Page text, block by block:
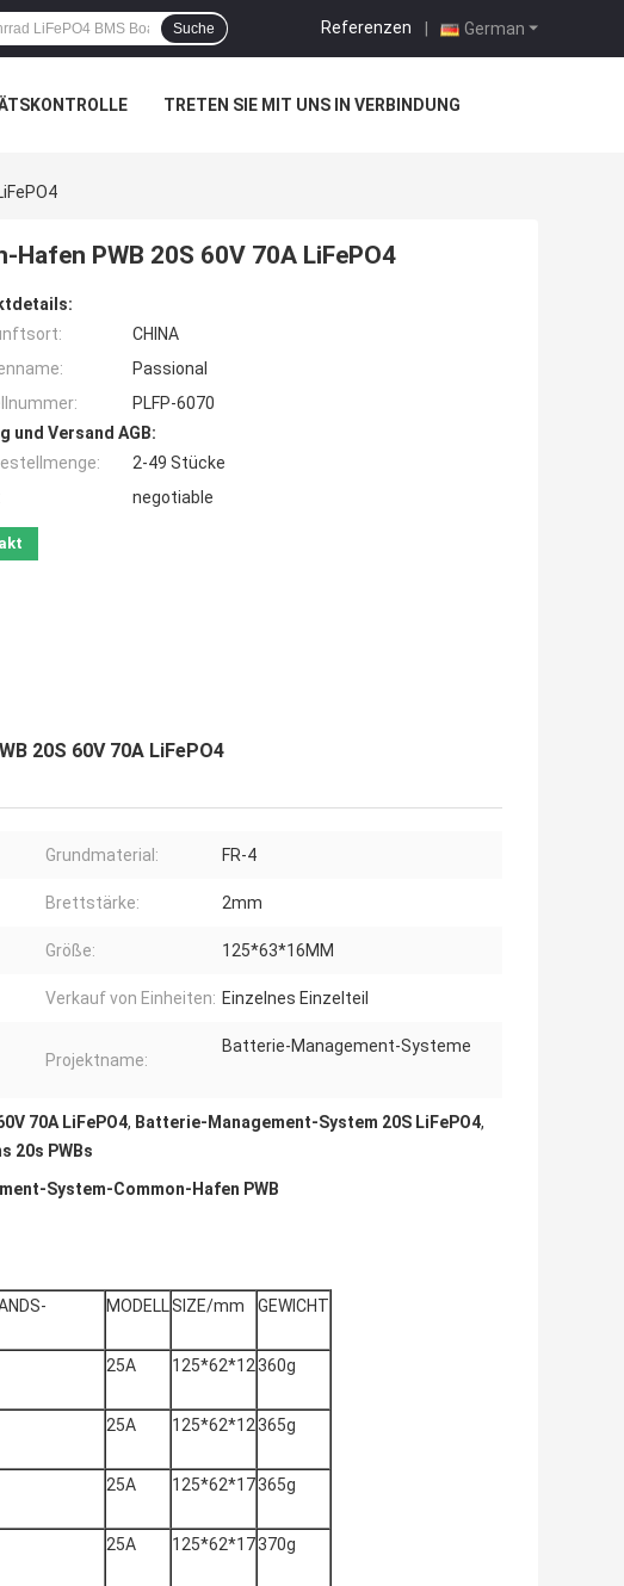
German
Referenzen |
Suche
TRETEN SIE MIT UNS IN VERBINDUNG
PWB 20S 60V 70A LiFePO4
CHINA
Passional
PLFP-6070
und Versand AGB:
2-49 Stücke
negotiable
20S 60V 70A LiFePO4
Grundmaterial: FR-4
Brettstärke: 2mm
Größe: 125*63*16MM
Verkauf von Einheiten: Einzelnes Einzelteil
Projektname:
Batterie-Management-Systeme
70A LiFePO4, Batterie-Management-System 20S LiFePO4,
20s PWBs
System-Common-Hafen PWB
MODELLSIZE/mm GEWICHT
25A 125*62*12360g
25A 125*62*12365g
25A 125*62*17365g
25A 125*62*17370g